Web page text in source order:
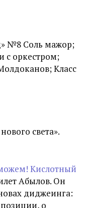
№8 Соль мажор;
с оркестром;
Класс
света».
Кислотный
Абылов. Он
диджеинга:
о